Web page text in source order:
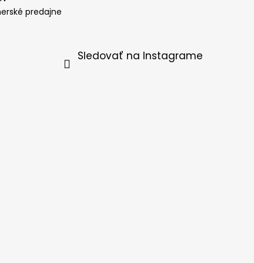
predajne
Sledovať na Instagrame